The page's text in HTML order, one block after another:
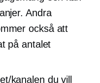
Andra
också att
på antalet
kanalen du vill